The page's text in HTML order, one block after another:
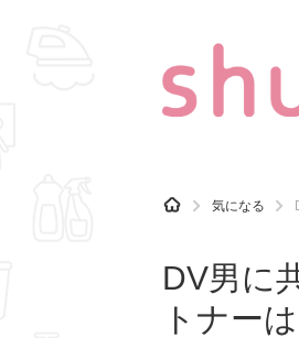
CATEGORY 記事カ
マナー
H
O
気になる
DV男に
トナー